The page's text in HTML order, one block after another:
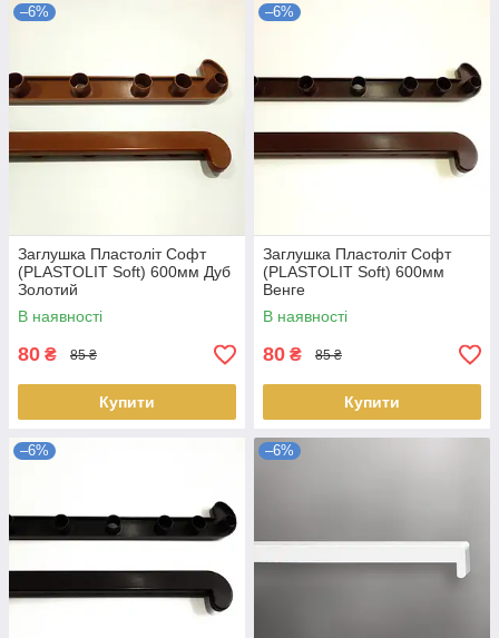
–6%
Заглушка Пластоліт Софт
(PLASTOLIT Soft) 600мм Дуб
Золотий
В наявності
80 ₴ 85 ₴
Купити
–6%
Заглушка Пластоліт Софт
(PLASTOLIT Soft) 600мм
Венге
В наявності
80 ₴ 85 ₴
Купити
–6% –6%